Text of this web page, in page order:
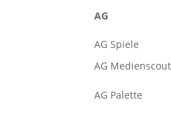
AG
AG Spiele
AG
AG Palette